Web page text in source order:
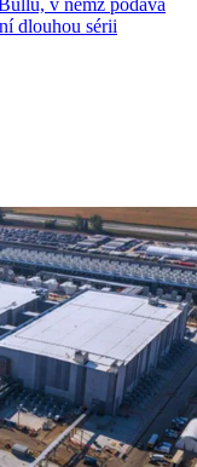
dlouhou sérii